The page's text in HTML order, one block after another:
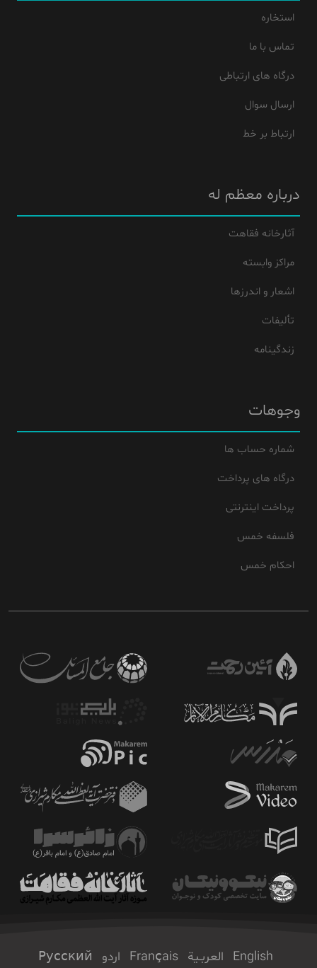
استخاره
تماس با ما
درگاه های ارتباطی
ارسال سوال
ارتباط بر خط
درباره معظم له
آثارخانه فقاهت
مراکز وابسته
اشعار و اندرزها
تألیفات
زندگینامه
وجوهات
شماره حساب ها
درگاه های پرداخت
پرداخت اینترنتی
فلسفه خمس
احکام خمس
English العربـیة Français اردو
Русский